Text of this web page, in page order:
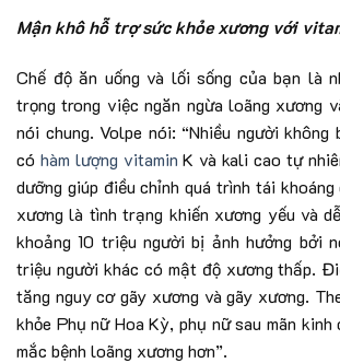
Mận khô hỗ trợ sức khỏe xương với
Chế độ ăn uống và lối sống của bạn là
trọng trong việc ngăn ngừa loãng xương
nói chung. Volpe nói: “Nhiều người không
có hàm lượng vitamin K và kali cao tự
dưỡng giúp điều chỉnh quá trình tái
xương là tình trạng khiến xương yếu và
khoảng 10 triệu người bị ảnh hưởng bởi
triệu người khác có mật độ xương thấp.
tăng nguy cơ gãy xương và gãy xương.
khỏe Phụ nữ Hoa Kỳ, phụ nữ sau mãn kinh
mắc bệnh loãng xương hơn”.